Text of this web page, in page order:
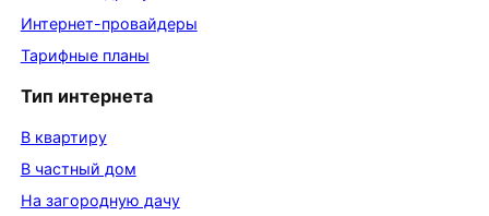
Интернет-провайдеры
Тарифные планы
Тип интернета
В квартиру
В частный дом
На загородную дачу